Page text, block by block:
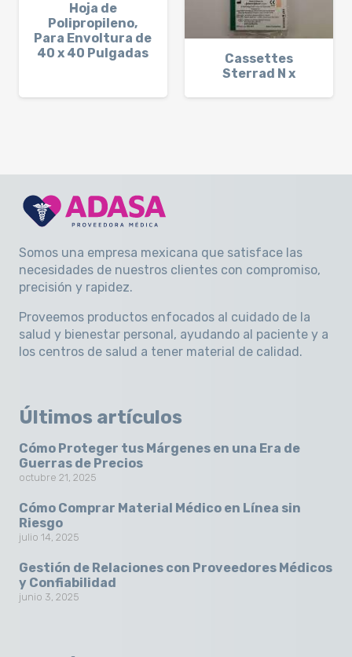
Hoja de
Polipropileno,
Para Envoltura de
40 x 40 Pulgadas
Cassettes
Sterrad N x
Somos una empresa mexicana que satisface las
necesidades de nuestros clientes con compromiso,
precisión y rapidez.
Proveemos productos enfocados al cuidado de la
salud y bienestar personal, ayudando al paciente y a
los centros de salud a tener material de calidad.
Últimos artículos
Cómo Proteger tus Márgenes en una Era de
Guerras de Precios
octubre 21, 2025
Cómo Comprar Material Médico en Línea sin
Riesgo
julio 14, 2025
Gestión de Relaciones con Proveedores Médicos
y Confiabilidad
junio 3, 2025